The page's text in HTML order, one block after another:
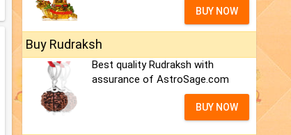
BUY NOW
Buy Rudraksh
Best quality Rudraksh with
assurance of AstroSage.com
BUY NOW